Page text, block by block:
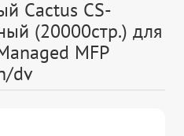
Cactus CS-
(20000стр.) для
MFP
dv